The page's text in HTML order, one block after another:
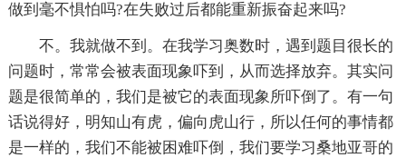
做到毫不惧怕吗?在失败过后都能重新振奋起来吗?
不。我就做不到。在我学习奥数时，遇到题目很长的
问题时，常常会被表面现象吓到，从而选择放弃。其实问
题是很简单的，我们是被它的表面现象所吓倒了。有一句
话说得好，明知山有虎，偏向虎山行，所以任何的事情都
是一样的，我们不能被困难吓倒，我们要学习桑地亚哥的